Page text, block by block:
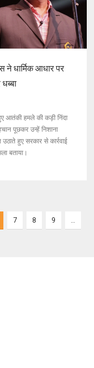
ने धार्मिक आधार पर
आतंकी हमले की कड़ी निंदा
पूछकर उन्हें निशाना
हुए सरकार से कार्रवाई
बताया।
7 8 9